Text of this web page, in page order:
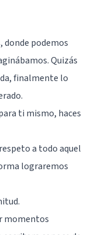
donde podemos
Quizás
finalmente lo
ti mismo, haces
a todo aquel
lograremos
momentos